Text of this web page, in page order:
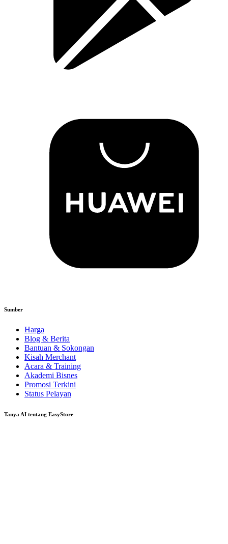
Sumber
Harga
Blog & Berita
Bantuan & Sokongan
Kisah Merchant
Acara & Training
Akademi Bisnes
Promosi Terkini
Status Pelayan
Tanya AI tentang EasyStore